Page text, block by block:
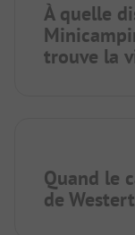
À quelle
trouve la
Quand le
de